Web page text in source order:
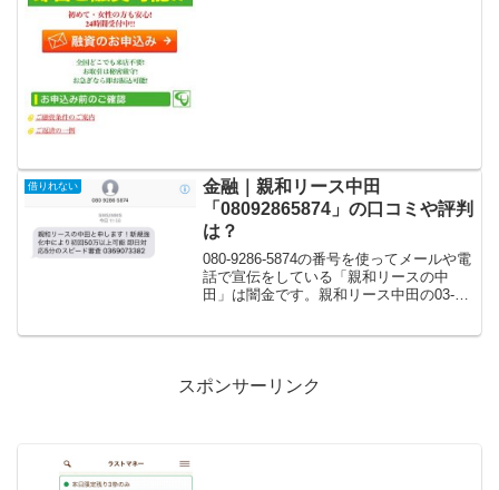
借りれない
金融｜親和リース中田
「08092865874」の口コミや評判
は？
080-9286-5874の番号を使ってメールや電
話で宣伝をしている「親和リースの中
田」は闇金です。親和リース中田の03-
スポンサーリンク